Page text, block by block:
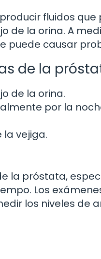
fluidos
de la orina. A
puede causar
de la
de la orina.
por la
vejiga.
la próstata,
Los
los niveles de